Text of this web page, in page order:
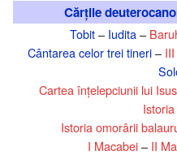
Cărțile
Tobit– Iudita–
Cântarea celor trei tineri–
Cartea înțelepciunii lui
Istoria omorârii
I Macabei– II